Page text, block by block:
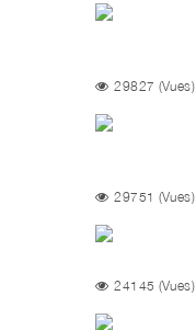
29827 (Vues)
29751 (Vues)
24145 (Vues)